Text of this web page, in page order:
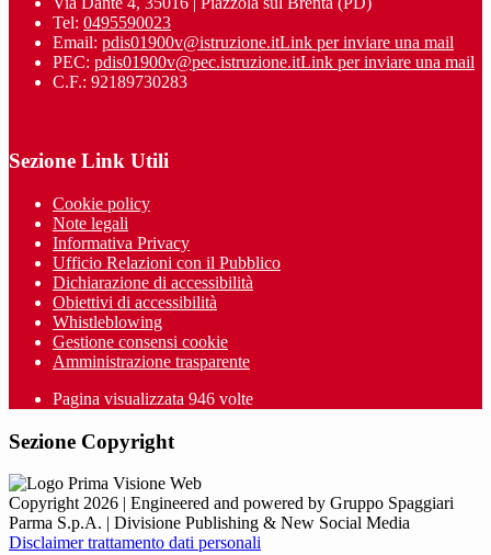
Tel: 0495590023
Email: pdis01900v@istruzione.itLink per inviare una mail
PEC: pdis01900v@pec.istruzione.itLink per inviare una mail
C.F.: 92189730283
Sezione Link Utili
Cookie policy
Note legali
Informativa Privacy
Ufficio Relazioni con il Pubblico
Dichiarazione di accessibilità
Obiettivi di accessibilità
Whistleblowing
Gestione consensi cookie
Amministrazione trasparente
Pagina visualizzata 946 volte
Sezione Copyright
Copyright 2026 | Engineered and powered by Gruppo Spaggiari
Parma S.p.A. | Divisione Publishing & New Social Media
Disclaimer trattamento dati personali